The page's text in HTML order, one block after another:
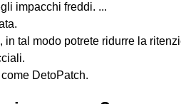
impacchi freddi. ...
in tal modo potrete ridurre la
DetoPatch.